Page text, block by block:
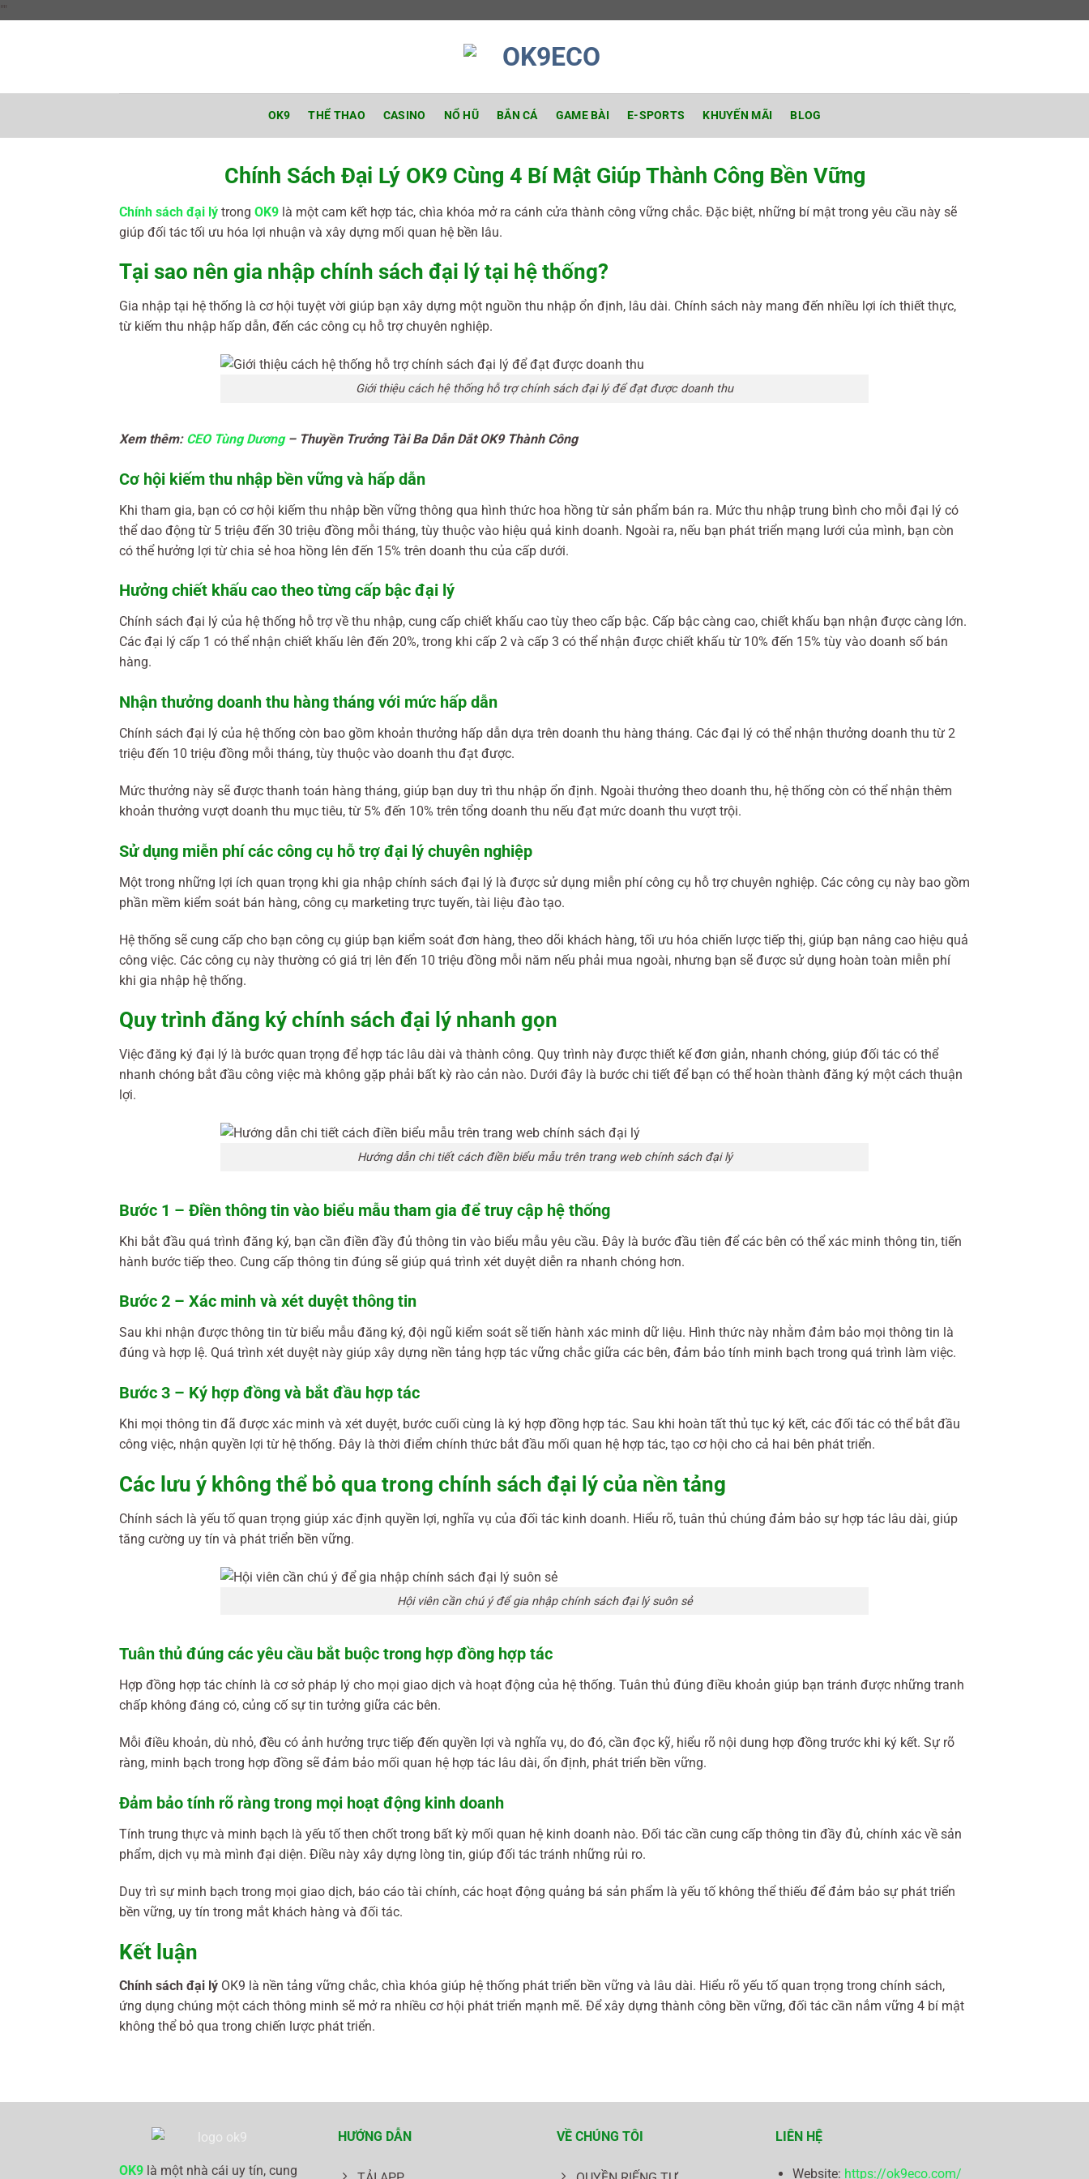
""
OK9 THỂ THAO CASINO NỔ HŨ BẮN CÁ GAME BÀI E-SPORTS KHUYẾN MÃI BLOG
Chính Sách Đại Lý OK9 Cùng 4 Bí Mật Giúp Thành Công Bền Vững
Chính sách đại lý trong OK9 là một cam kết hợp tác, chìa khóa mở ra cánh cửa thành công vững chắc. Đặc biệt, những bí mật trong yêu cầu này sẽ
giúp đối tác tối ưu hóa lợi nhuận và xây dựng mối quan hệ bền lâu.
Tại sao nên gia nhập chính sách đại lý tại hệ thống?
Gia nhập tại hệ thống là cơ hội tuyệt vời giúp bạn xây dựng một nguồn thu nhập ổn định, lâu dài. Chính sách này mang đến nhiều lợi ích thiết thực,
từ kiếm thu nhập hấp dẫn, đến các công cụ hỗ trợ chuyên nghiệp.
Giới thiệu cách hệ thống hỗ trợ chính sách đại lý để đạt được doanh thu
Xem thêm: CEO Tùng Dương– Thuyền Trưởng Tài Ba Dẫn Dắt OK9 Thành Công
Cơ hội kiếm thu nhập bền vững và hấp dẫn
Khi tham gia, bạn có cơ hội kiếm thu nhập bền vững thông qua hình thức hoa hồng từ sản phẩm bán ra. Mức thu nhập trung bình cho mỗi đại lý có
thể dao động từ 5 triệu đến 30 triệu đồng mỗi tháng, tùy thuộc vào hiệu quả kinh doanh. Ngoài ra, nếu bạn phát triển mạng lưới của mình, bạn còn
có thể hưởng lợi từ chia sẻ hoa hồng lên đến 15% trên doanh thu của cấp dưới.
Hưởng chiết khấu cao theo từng cấp bậc đại lý
Chính sách đại lý của hệ thống hỗ trợ về thu nhập, cung cấp chiết khấu cao tùy theo cấp bậc. Cấp bậc càng cao, chiết khấu bạn nhận được càng lớn.
Các đại lý cấp 1 có thể nhận chiết khấu lên đến 20%, trong khi cấp 2 và cấp 3 có thể nhận được chiết khấu từ 10% đến 15% tùy vào doanh số bán
hàng.
Nhận thưởng doanh thu hàng tháng với mức hấp dẫn
Chính sách đại lý của hệ thống còn bao gồm khoản thưởng hấp dẫn dựa trên doanh thu hàng tháng. Các đại lý có thể nhận thưởng doanh thu từ 2
triệu đến 10 triệu đồng mỗi tháng, tùy thuộc vào doanh thu đạt được.
Mức thưởng này sẽ được thanh toán hàng tháng, giúp bạn duy trì thu nhập ổn định. Ngoài thưởng theo doanh thu, hệ thống còn có thể nhận thêm
khoản thưởng vượt doanh thu mục tiêu, từ 5% đến 10% trên tổng doanh thu nếu đạt mức doanh thu vượt trội.
Sử dụng miễn phí các công cụ hỗ trợ đại lý chuyên nghiệp
Một trong những lợi ích quan trọng khi gia nhập chính sách đại lý là được sử dụng miễn phí công cụ hỗ trợ chuyên nghiệp. Các công cụ này bao gồm
phần mềm kiểm soát bán hàng, công cụ marketing trực tuyến, tài liệu đào tạo.
Hệ thống sẽ cung cấp cho bạn công cụ giúp bạn kiểm soát đơn hàng, theo dõi khách hàng, tối ưu hóa chiến lược tiếp thị, giúp bạn nâng cao hiệu quả
công việc. Các công cụ này thường có giá trị lên đến 10 triệu đồng mỗi năm nếu phải mua ngoài, nhưng bạn sẽ được sử dụng hoàn toàn miễn phí
khi gia nhập hệ thống.
Quy trình đăng ký chính sách đại lý nhanh gọn
Việc đăng ký đại lý là bước quan trọng để hợp tác lâu dài và thành công. Quy trình này được thiết kế đơn giản, nhanh chóng, giúp đối tác có thể
nhanh chóng bắt đầu công việc mà không gặp phải bất kỳ rào cản nào. Dưới đây là bước chi tiết để bạn có thể hoàn thành đăng ký một cách thuận
lợi.
Hướng dẫn chi tiết cách điền biểu mẫu trên trang web chính sách đại lý
Bước 1 – Điền thông tin vào biểu mẫu tham gia để truy cập hệ thống
Khi bắt đầu quá trình đăng ký, bạn cần điền đầy đủ thông tin vào biểu mẫu yêu cầu. Đây là bước đầu tiên để các bên có thể xác minh thông tin, tiến
hành bước tiếp theo. Cung cấp thông tin đúng sẽ giúp quá trình xét duyệt diễn ra nhanh chóng hơn.
Bước 2 – Xác minh và xét duyệt thông tin
Sau khi nhận được thông tin từ biểu mẫu đăng ký, đội ngũ kiểm soát sẽ tiến hành xác minh dữ liệu. Hình thức này nhằm đảm bảo mọi thông tin là
đúng và hợp lệ. Quá trình xét duyệt này giúp xây dựng nền tảng hợp tác vững chắc giữa các bên, đảm bảo tính minh bạch trong quá trình làm việc.
Bước 3 – Ký hợp đồng và bắt đầu hợp tác
Khi mọi thông tin đã được xác minh và xét duyệt, bước cuối cùng là ký hợp đồng hợp tác. Sau khi hoàn tất thủ tục ký kết, các đối tác có thể bắt đầu
công việc, nhận quyền lợi từ hệ thống. Đây là thời điểm chính thức bắt đầu mối quan hệ hợp tác, tạo cơ hội cho cả hai bên phát triển.
Các lưu ý không thể bỏ qua trong chính sách đại lý của nền tảng
Chính sách là yếu tố quan trọng giúp xác định quyền lợi, nghĩa vụ của đối tác kinh doanh. Hiểu rõ, tuân thủ chúng đảm bảo sự hợp tác lâu dài, giúp
tăng cường uy tín và phát triển bền vững.
Hội viên cần chú ý để gia nhập chính sách đại lý suôn sẻ
Tuân thủ đúng các yêu cầu bắt buộc trong hợp đồng hợp tác
Hợp đồng hợp tác chính là cơ sở pháp lý cho mọi giao dịch và hoạt động của hệ thống. Tuân thủ đúng điều khoản giúp bạn tránh được những tranh
chấp không đáng có, củng cố sự tin tưởng giữa các bên.
Mỗi điều khoản, dù nhỏ, đều có ảnh hưởng trực tiếp đến quyền lợi và nghĩa vụ, do đó, cần đọc kỹ, hiểu rõ nội dung hợp đồng trước khi ký kết. Sự rõ
ràng, minh bạch trong hợp đồng sẽ đảm bảo mối quan hệ hợp tác lâu dài, ổn định, phát triển bền vững.
Đảm bảo tính rõ ràng trong mọi hoạt động kinh doanh
Tính trung thực và minh bạch là yếu tố then chốt trong bất kỳ mối quan hệ kinh doanh nào. Đối tác cần cung cấp thông tin đầy đủ, chính xác về sản
phẩm, dịch vụ mà mình đại diện. Điều này xây dựng lòng tin, giúp đối tác tránh những rủi ro.
Duy trì sự minh bạch trong mọi giao dịch, báo cáo tài chính, các hoạt động quảng bá sản phẩm là yếu tố không thể thiếu để đảm bảo sự phát triển
bền vững, uy tín trong mắt khách hàng và đối tác.
Kết luận
Chính sách đại lý OK9 là nền tảng vững chắc, chìa khóa giúp hệ thống phát triển bền vững và lâu dài. Hiểu rõ yếu tố quan trọng trong chính sách,
ứng dụng chúng một cách thông minh sẽ mở ra nhiều cơ hội phát triển mạnh mẽ. Để xây dựng thành công bền vững, đối tác cần nắm vững 4 bí mật
không thể bỏ qua trong chiến lược phát triển.
OK9 là một nhà cái uy tín, cung
HƯỚNG DẪN VỀ CHÚNG TÔI LIÊN HỆ
Website: https://ok9eco.com/